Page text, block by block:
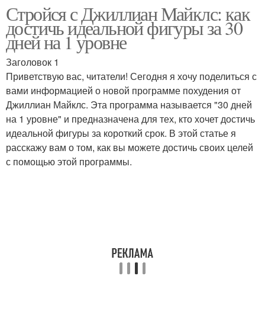
Стройся с Джиллиан Майклс: как
достичь идеальной фигуры за 30
дней на 1 уровне
Заголовок 1
Приветствую вас, читатели! Сегодня я хочу поделиться с
вами информацией о новой программе похудения от
Джиллиан Майклс. Эта программа называется "30 дней
на 1 уровне" и предназначена для тех, кто хочет достичь
идеальной фигуры за короткий срок. В этой статье я
расскажу вам о том, как вы можете достичь своих целей
с помощью этой программы.